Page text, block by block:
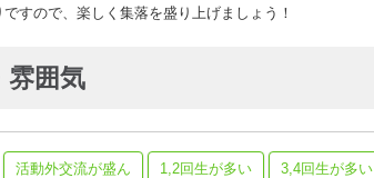
すので、楽しく集落を盛り上げましょう！
雰囲気
活動外交流が盛ん
1,2回生が多い 3,4回生が多い